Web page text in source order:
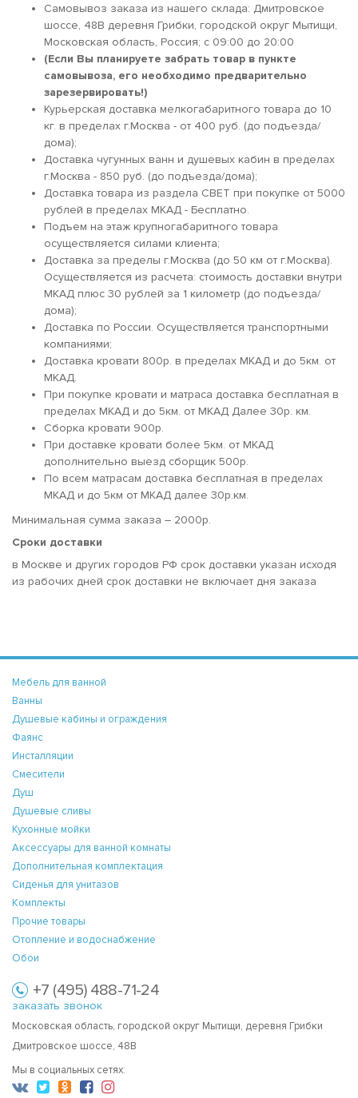
Самовывоз заказа из нашего склада: Дмитровское
шоссе, 48В деревня Грибки, городской округ Мытищи,
Московская область, Россия; c 09:00 до 20:00
(Если Вы планируете забрать товар в пункте
самовывоза, его необходимо предварительно
зарезервировать!)
Курьерская доставка мелкогабаритного товара до 10
кг. в пределах г.Москва - от 400 руб. (до подъезда/
дома);
Доставка чугунных ванн и душевых кабин в пределах
г.Москва - 850 руб. (до подъезда/дома);
Доставка товара из раздела СВЕТ при покупке от 5000
рублей в пределах МКАД - Бесплатно.
Подъем на этаж крупногабаритного товара
осуществляется силами клиента;
Доставка за пределы г.Москва (до 50 км от г.Москва).
Осуществляется из расчета: стоимость доставки внутри
МКАД плюс 30 рублей за 1 километр (до подъезда/
дома);
Доставка по России. Осуществляется транспортными
компаниями;
Доставка кровати 800р. в пределах МКАД и до 5км. от
МКАД.
При покупке кровати и матраса доставка бесплатная в
пределах МКАД и до 5км. от МКАД Далее 30р. км.
Сборка кровати 900р.
При доставке кровати более 5км. от МКАД
дополнительно выезд сборщик 500р.
По всем матрасам доставка бесплатная в пределах
МКАД и до 5км от МКАД далее 30р.км.
Минимальная сумма заказа – 2000р.
Сроки доставки
в Москве и других городов РФ срок доставки указан исходя
из рабочих дней срок доставки не включает дня заказа
Мебель для ванной
Ванны
Душевые кабины и ограждения
Фаянс
Инсталляции
Смесители
Душ
Душевые сливы
Кухонные мойки
Аксессуары для ванной комнаты
Дополнительная комплектация
Сиденья для унитазов
Комплекты
Прочие товары
Отопление и водоснабжение
Обои
+7 (495) 488-71-24
заказать звонок
Московская область, городской округ Мытищи, деревня Грибки
Дмитровское шоссе, 48В
Мы в социальных сетях: